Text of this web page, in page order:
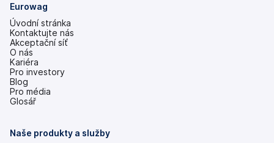
Eurowag
Úvodní stránka
Kontaktujte nás
Akceptační síť
O nás
Kariéra
Pro investory
(se
v
nových
Blog
Pro média
Glosář
Naše produkty a služby